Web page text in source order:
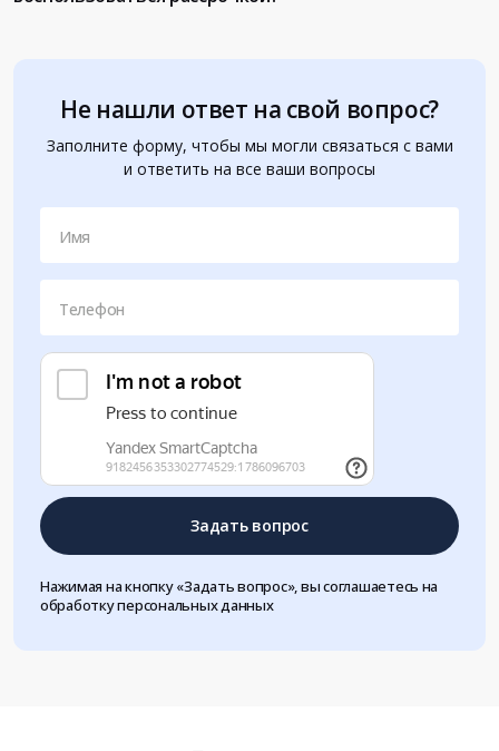
Не нашли ответ на свой вопрос?
Заполните форму, чтобы мы могли связаться с вами
и ответить на все ваши вопросы
Имя
Телефон
Задать вопрос
Нажимая на кнопку «Задать вопрос», вы соглашаетесь на
обработку персональных данных